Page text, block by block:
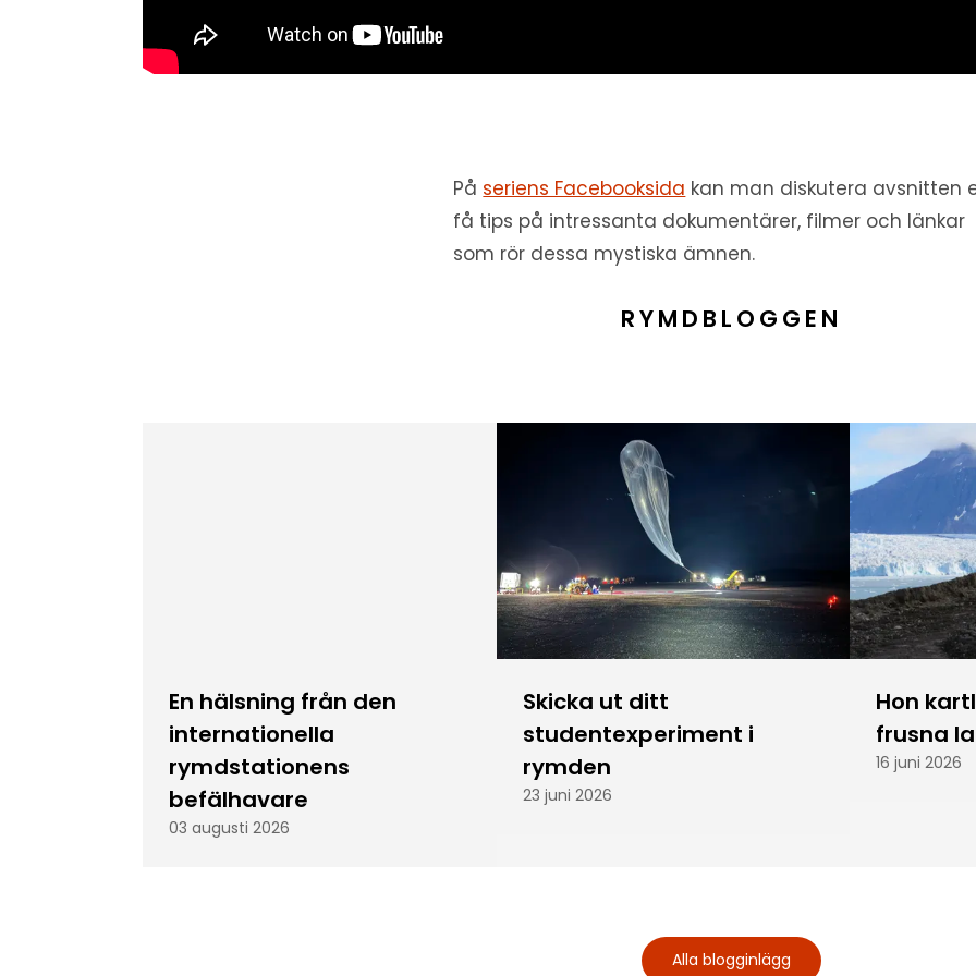
På seriens Facebooksida kan man diskutera avsnitten
få tips på intressanta dokumentärer, filmer och länkar
som rör dessa mystiska ämnen.
RYMDBLOGGEN
En hälsning från den
internationella
rymdstationens
befälhavare
03 augusti 2026
Skicka ut ditt
studentexperiment i
rymden
23 juni 2026
Hon
frusna
16 juni 2026
Alla blogginlägg